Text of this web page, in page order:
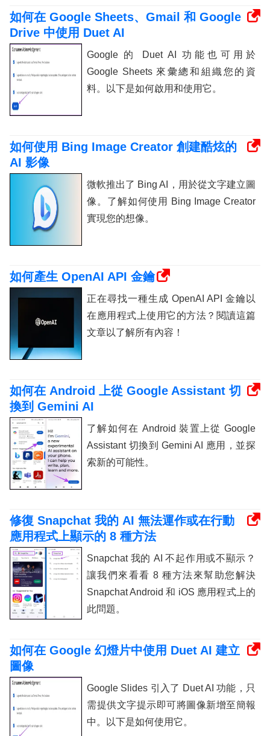
如何在 Google Sheets、Gmail 和 Google
Drive 中使用 Duet AI
Google 的 Duet AI 功能也可用於
Google Sheets 來彙總和組織您的資
料。以下是如何啟用和使用它。
如何使用 Bing Image Creator 創建酷炫的
AI 影像
微軟推出了 Bing AI，用於從文字建立圖
像。了解如何使用 Bing Image Creator
實現您的想像。
如何產生 OpenAI API 金鑰
正在尋找一種生成 OpenAI API 金鑰以
在應用程式上使用它的方法？閱讀這篇
文章以了解所有內容！
如何在 Android 上從 Google Assistant 切
換到 Gemini AI
了解如何在 Android 裝置上從 Google
Assistant 切換到 Gemini AI 應用，並探
索新的可能性。
修復 Snapchat 我的 AI 無法運作或在行動
應用程式上顯示的 8 種方法
Snapchat 我的 AI 不起作用或不顯示？
讓我們來看看 8 種方法來幫助您解決
Snapchat Android 和 iOS 應用程式上的
此問題。
如何在 Google 幻燈片中使用 Duet AI 建立
圖像
Google Slides 引入了 Duet AI 功能，只
需提供文字提示即可將圖像新增至簡報
中。以下是如何使用它。